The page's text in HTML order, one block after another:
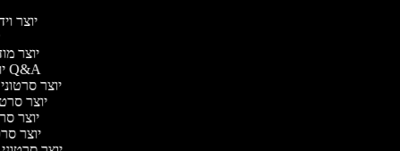
יוצר
יוצר
יוצר סרטוני Q&A
יוצר סרטוני
יוצר
יוצר
יוצר